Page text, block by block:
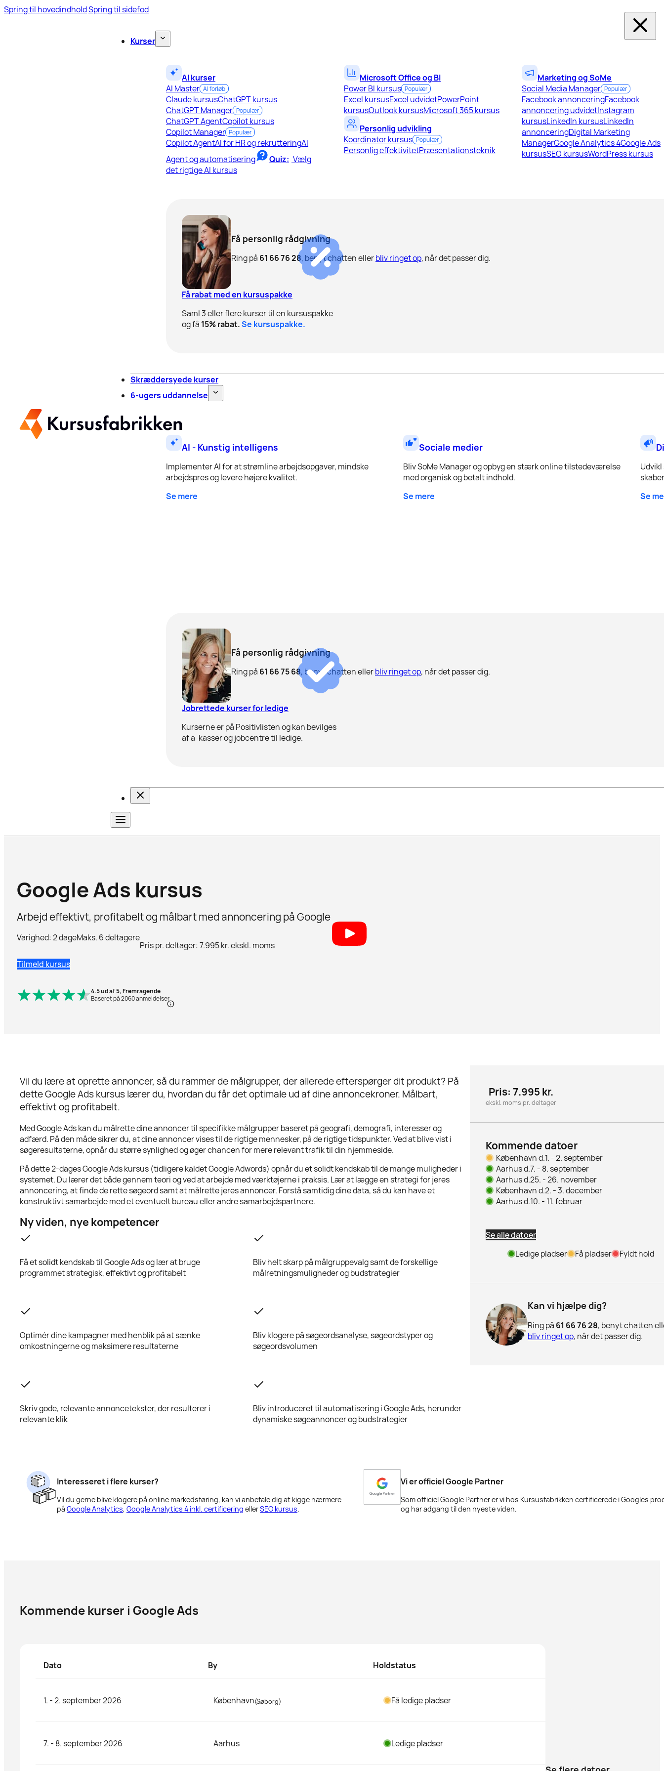
Spring til hovedindholdSpring til sidefod
Kurser
AI kurser
AI Master AI forløb
Claude kursusChatGPT kursus
ChatGPT Manager Populær
ChatGPT AgentCopilot kursus
Copilot Manager Populær
Copilot AgentAI for HR og rekrutteringAI
Agent og automatisering
Quiz: Vælg
det rigtige AI kursus
Microsoft Office og BI
Power BI kursus Populær
Excel kursusExcel udvidetPowerPoint
kursusOutlook kursusMicrosoft 365 kursus
Personlig udvikling
Koordinator kursus Populær
Personlig effektivitetPræsentationsteknik
Marketing og SoMe
Social Media Manager Populær
Facebook annonceringFacebook
annoncering udvidetInstagram
kursusLinkedIn kursusLinkedIn
annonceringDigital Marketing
ManagerGoogle Analytics 4Google Ads
kursusSEO kursusWordPress kursus
Få personlig rådgivning
Ring på 61 66 76 28, benyt chatten ellerbliv ringet op, når det passer dig.
Få rabat med en kursuspakke
Saml 3 eller flere kurser til en kursuspakke
og få 15% rabat.Se kursuspakke.
Skræddersyede kurser
6-ugers uddannelse
AI - Kunstig intelligens
Implementer AI for at strømline arbejdsopgaver, mindske
arbejdspres og levere højere kvalitet.
Se mere
Sociale medier
Bliv SoMe Manager og opbyg en stærk online tilstedeværelse
med organisk og betalt indhold.
Se mere
Se
Få personlig rådgivning
Ring på 61 66 75 68, benyt chatten ellerbliv ringet op, når det passer dig.
Jobrettede kurser for ledige
Kurserne er på Positivlisten og kan bevilges
af a-kasser og jobcentre til ledige.
Google Ads kursus
Arbejd effektivt, profitabelt og målbart med annoncering på Google
Varighed: 2 dageMaks. 6 deltagere
Pris pr. deltager: 7.995 kr. ekskl. moms
Tilmeld kursus
4.5 ud af 5, Fremragende
Baseret på 2060 anmeldelser
Vil du lære at oprette annoncer, så du rammer de målgrupper, der allerede efterspørger dit produkt? På
dette Google Ads kursus lærer du, hvordan du får det optimale ud af dine annoncekroner. Målbart,
effektivt og profitabelt.
Med Google Ads kan du målrette dine annoncer til specifikke målgrupper baseret på geografi, demografi, interesser og
adfærd. På den måde sikrer du, at dine annoncer vises til de rigtige mennesker, på de rigtige tidspunkter. Ved at blive vist i
søgeresultaterne, opnår du større synlighed og øger chancen for mere relevant trafik til din hjemmeside.
På dette 2-dages Google Ads kursus (tidligere kaldet Google Adwords) opnår du et solidt kendskab til de mange muligheder i
systemet. Du lærer det både gennem teori og ved at arbejde med værktøjerne i praksis. Lær at lægge en strategi for jeres
annoncering, at finde de rette søgeord samt at målrette jeres annoncer. Forstå samtidig dine data, så du kan have et
konstruktivt samarbejde med et eventuelt bureau eller andre samarbejdspartnere.
Ny viden, nye kompetencer
Få et solidt kendskab til Google Ads og lær at bruge
programmet strategisk, effektivt og profitabelt
Bliv helt skarp på målgruppevalg samt de forskellige
målretningsmuligheder og budstrategier
Optimér dine kampagner med henblik på at sænke
omkostningerne og maksimere resultaterne
Bliv klogere på søgeordsanalyse, søgeordstyper og
søgeordsvolumen
Skriv gode, relevante annoncetekster, der resulterer i
relevante klik
Bliv introduceret til automatisering i Google Ads, herunder
dynamiske søgeannoncer og budstrategier
Pris: 7.995 kr.
ekskl. moms pr. deltager
Kommende datoer
København d.1. - 2. september
Aarhus d.7. - 8. september
Aarhus d.25. - 26. november
København d.2. - 3. december
Aarhus d.10. - 11. februar
Se alle datoer
Ledige pladser
Få pladser Fyldt hold
Kan vi hjælpe dig?
Ring på 61 66 76 28, benyt chatten
bliv ringet op, når det passer dig.
Interesseret i flere kurser?
Vil du gerne blive klogere på online markedsføring, kan vi anbefale dig at kigge nærmere
påGoogle Analytics, Google Analytics 4 inkl. certificering ellerSEO kursus.
Vi er officiel Google Partner
Som officiel Google Partner er vi hos Kursusfabrikken certificerede i Googles
og har adgang til den nyeste viden.
Kommende kurser i Google Ads
Dato By Holdstatus
1. - 2. september 2026 København(Søborg) Få ledige pladser
7. - 8. september 2026 Aarhus Ledige pladser